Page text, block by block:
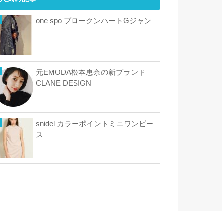
one spo ブロークンハートGジャン
元EMODA松本恵奈の新ブランド
CLANE DESIGN
snidel カラーポイントミニワンピー
ス